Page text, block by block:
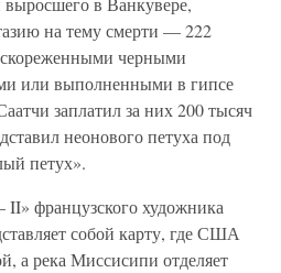
на тему смерти — 222
черными
или выполненными в гипсе
заплатил за них 200 тысяч
неонового петуха под
петух».
французского художника
собой карту, где США
а река Миссисипи отделяет